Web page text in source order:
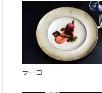
ラーゴ